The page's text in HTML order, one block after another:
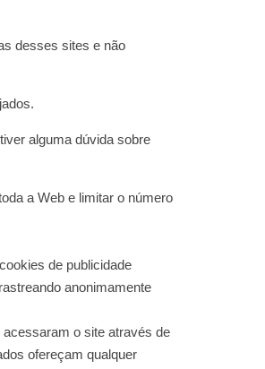
desses sites e não
alguma dúvida sobre
a Web e limitar o número
de publicidade
anonimamente
o site através de
ofereçam qualquer